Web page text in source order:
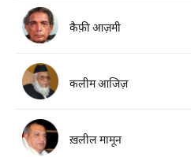
कैफ़ी आज़मी
कलीम आजिज़
ख़लील मामून